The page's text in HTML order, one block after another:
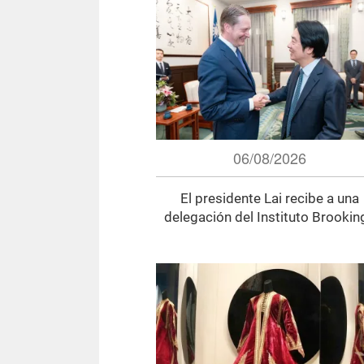
06/08/2026
El presidente Lai recibe a una
delegación del Instituto